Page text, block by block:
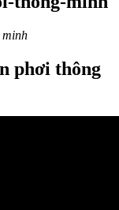
phơi thông